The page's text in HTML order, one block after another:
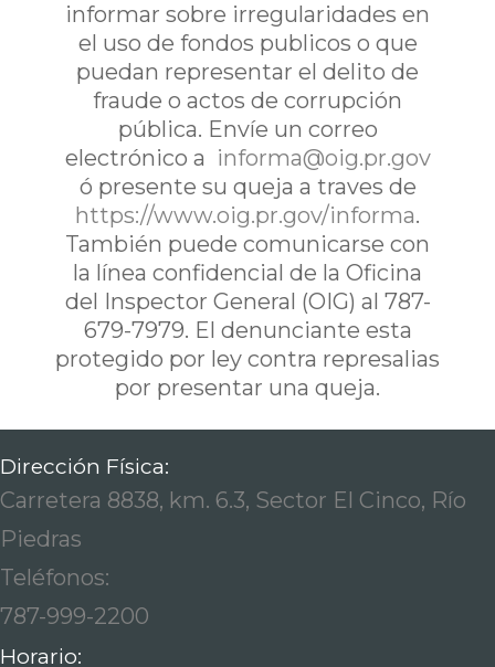
informar sobre irregularidades en
el uso de fondos publicos o que
puedan representar el delito de
fraude o actos de corrupción
pública. Envíe un correo
electrónico a informa@oig.pr.gov
ó presente su queja a traves de
https://www.oig.pr.gov/informa.
También puede comunicarse con
la línea confidencial de la Oficina
del Inspector General (OIG) al 787-
679-7979. El denunciante esta
protegido por ley contra represalias
por presentar una queja.
Dirección Física:
Carretera 8838, km. 6.3, Sector El Cinco, Río
Piedras
Teléfonos:
787-999-2200
Horario: